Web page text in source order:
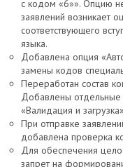
с кодом «6»». Опцию
заявлений возникает
соответствующего
языка.
Добавлена опция
замены кодов
Переработан состав
Добавлены отдельные
«Валидация и
При отправке
добавлена проверка
Для обеспечения
запрет на